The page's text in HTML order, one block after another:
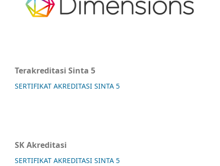
Terakreditasi Sinta 5
SERTIFIKAT AKREDITASI SINTA 5
SK Akreditasi
SERTIFIKAT AKREDITASI SINTA 5